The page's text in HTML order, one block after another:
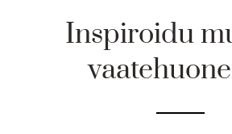
Inspiroidu